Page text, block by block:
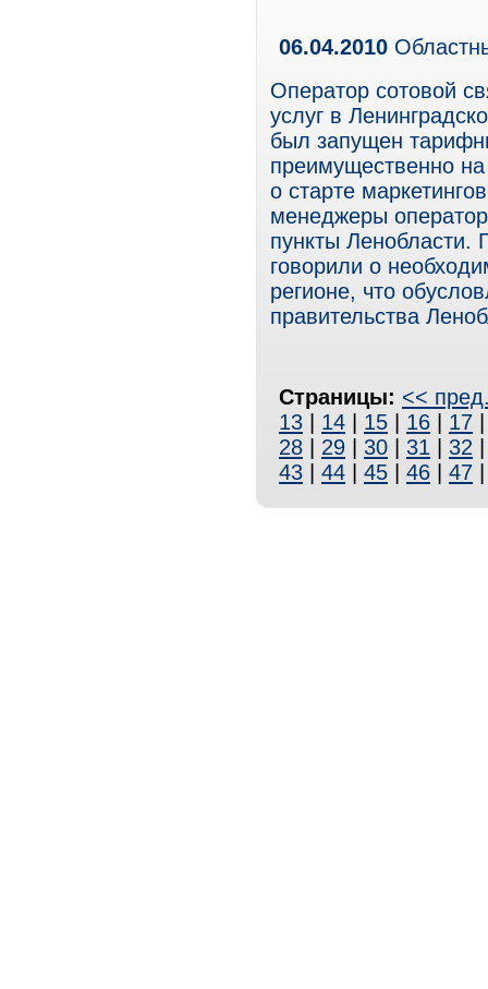
06.04.2010
Оператор сотовой
услуг в
был запущен
преимущественно
о старте
менеджеры
пункты Ленобласти.
говорили о
регионе, что
правительства
Страницы: <<
13
14 15 16 17
28
29 30 31 32
43
44 45 46 47